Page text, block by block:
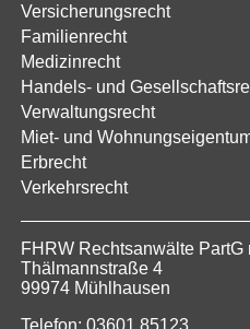
Versicherungsrecht
Familienrecht
Medizinrecht
Handels- und
Verwaltungsrecht
Miet- und
Erbrecht
Verkehrsrecht
FHRW Rechtsanwälte PartG
Thälmannstraße 4
99974 Mühlhausen